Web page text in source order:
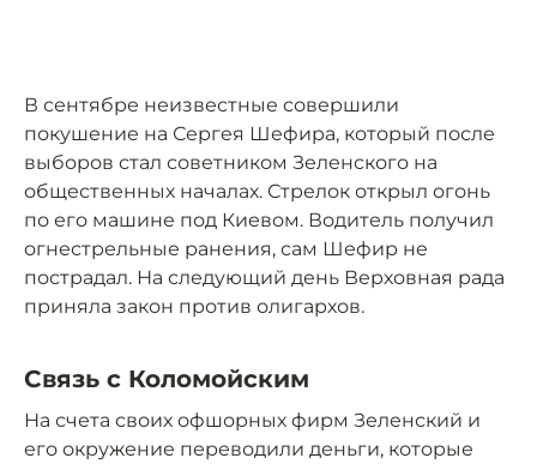
В сентябре неизвестные совершили
покушение на Сергея Шефира, который после
выборов стал советником Зеленского на
общественных началах. Стрелок открыл огонь
по его машине под Киевом. Водитель получил
огнестрельные ранения, сам Шефир не
пострадал. На следующий день Верховная рада
приняла закон против олигархов.
Связь с Коломойским
На счета своих офшорных фирм Зеленский и
его окружение переводили деньги, которые